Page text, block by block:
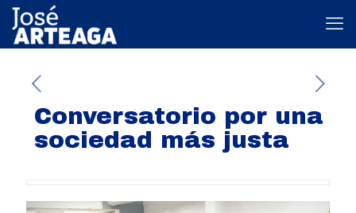
Conversatorio por una
sociedad más justa